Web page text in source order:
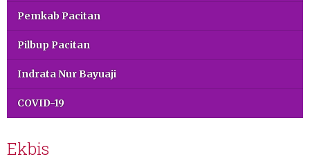
Pemkab Pacitan
Pilbup Pacitan
Indrata Nur Bayuaji
COVID-19
Ekbis